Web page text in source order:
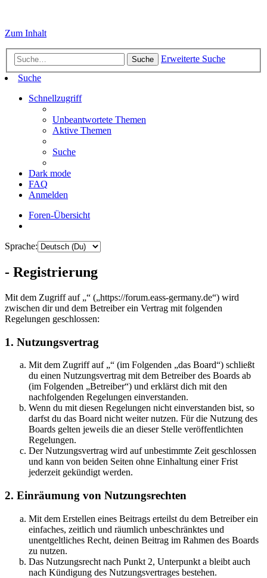
Zum Inhalt
Suche
Erweiterte Suche
Suche
Schnellzugriff
Unbeantwortete Themen
Aktive Themen
Suche
Dark mode
FAQ
Anmelden
Foren-Übersicht
Sprache:
- Registrierung
Mit dem Zugriff auf „“ („https://forum.eass-germany.de“) wird
zwischen dir und dem Betreiber ein Vertrag mit folgenden
Regelungen geschlossen:
1. Nutzungsvertrag
Mit dem Zugriff auf „“ (im Folgenden „das Board“) schließt
du einen Nutzungsvertrag mit dem Betreiber des Boards ab
(im Folgenden „Betreiber“) und erklärst dich mit den
nachfolgenden Regelungen einverstanden.
Wenn du mit diesen Regelungen nicht einverstanden bist, so
darfst du das Board nicht weiter nutzen. Für die Nutzung des
Boards gelten jeweils die an dieser Stelle veröffentlichten
Regelungen.
Der Nutzungsvertrag wird auf unbestimmte Zeit geschlossen
und kann von beiden Seiten ohne Einhaltung einer Frist
jederzeit gekündigt werden.
2. Einräumung von Nutzungsrechten
Mit dem Erstellen eines Beitrags erteilst du dem Betreiber ein
einfaches, zeitlich und räumlich unbeschränktes und
unentgeltliches Recht, deinen Beitrag im Rahmen des Boards
zu nutzen.
Das Nutzungsrecht nach Punkt 2, Unterpunkt a bleibt auch
nach Kündigung des Nutzungsvertrages bestehen.